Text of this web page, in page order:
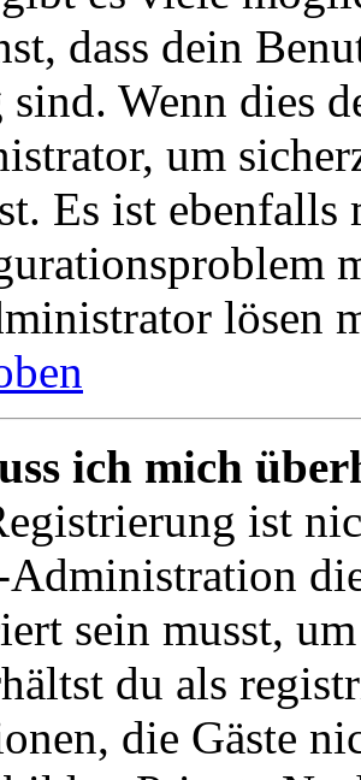
dass dein
Wenn dies
um
Es ist ebenfalls
lösen
ich mich
ist
sein musst,
du als
die Gäste